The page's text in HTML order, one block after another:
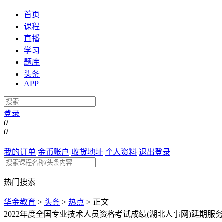
首页
课程
直播
学习
题库
头条
APP
登录
0
0
我的订单 金币账户 收货地址 个人资料 退出登录
热门搜索
华金教育 > 头条 > 热点 > 正文
2022年度全国专业技术人员资格考试成绩(湖北人事网)延期服